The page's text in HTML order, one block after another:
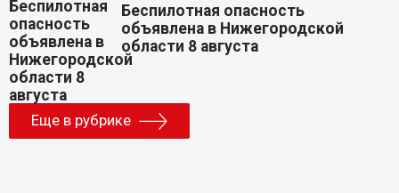
Беспилотная опасность
объявлена в Нижегородской
области 8 августа
Еще в рубрике